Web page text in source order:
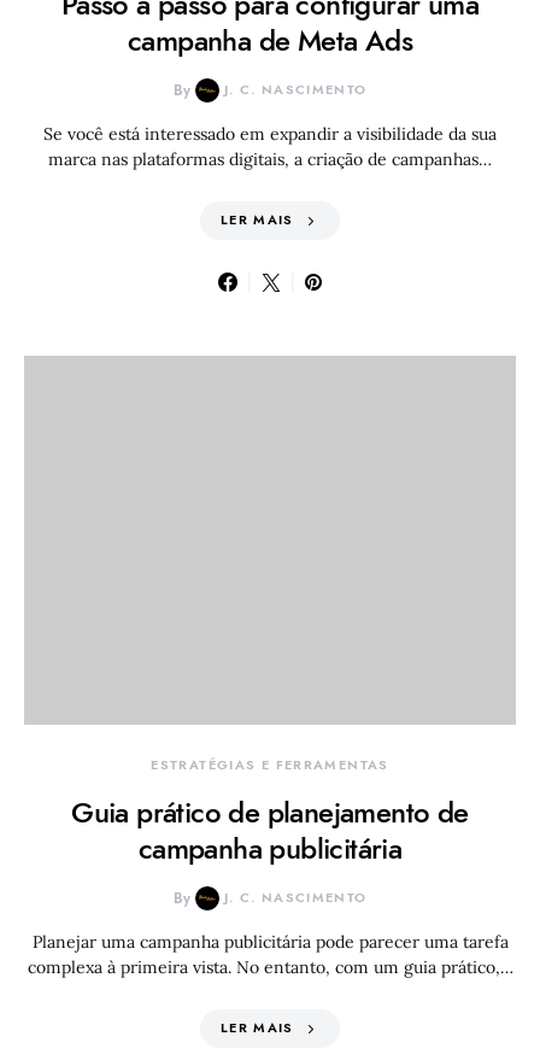
campanha de Meta Ads
By J. C. NASCIMENTO
Se você está interessado em expandir a visibilidade da sua
marca nas plataformas digitais, a criação de campanhas…
LER MAIS
ESTRATÉGIAS E FERRAMENTAS
Guia prático de planejamento de
campanha publicitária
By J. C. NASCIMENTO
Planejar uma campanha publicitária pode parecer uma tarefa
complexa à primeira vista. No entanto, com um guia prático,…
LER MAIS